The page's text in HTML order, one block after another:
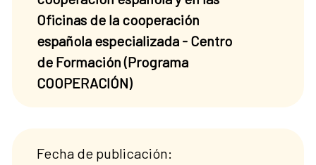
Oficinas de la cooperación
española especializada - Centro
de Formación (Programa
COOPERACIÓN)
Fecha de publicación: